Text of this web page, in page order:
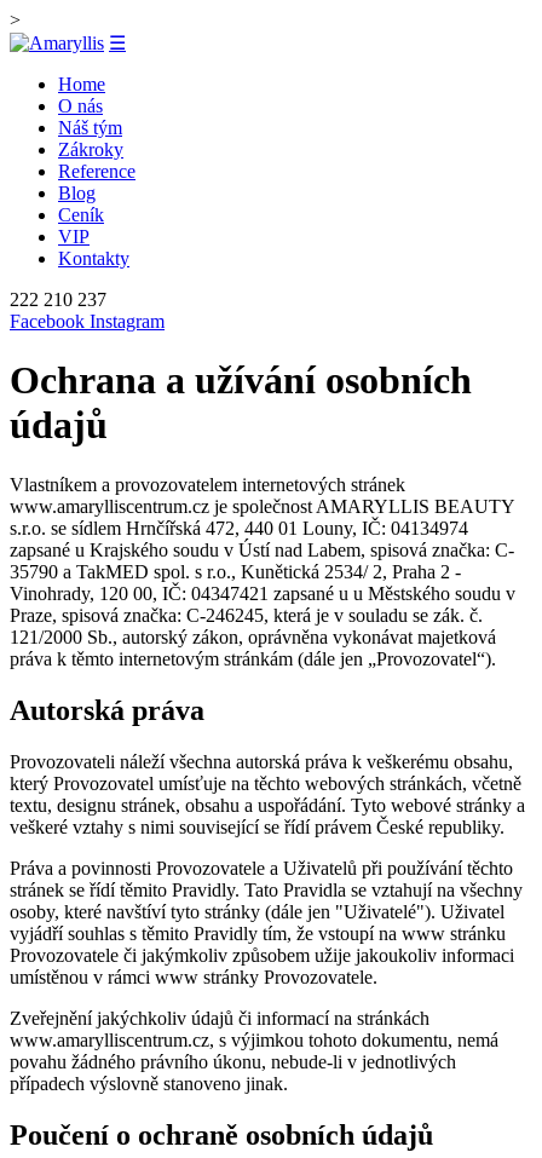
>
☰
Home
O nás
Náš tým
Zákroky
Reference
Blog
Ceník
VIP
Kontakty
222 210 237
Facebook Instagram
Ochrana a užívání osobních
údajů
Vlastníkem a provozovatelem internetových stránek
www.amarylliscentrum.cz je společnost AMARYLLIS BEAUTY
s.r.o. se sídlem Hrnčířská 472, 440 01 Louny, IČ: 04134974
zapsané u Krajského soudu v Ústí nad Labem, spisová značka: C-
35790 a TakMED spol. s r.o., Kunětická 2534/ 2, Praha 2 -
Vinohrady, 120 00, IČ: 04347421 zapsané u u Městského soudu v
Praze, spisová značka: C-246245, která je v souladu se zák. č.
121/2000 Sb., autorský zákon, oprávněna vykonávat majetková
práva k těmto internetovým stránkám (dále jen „Provozovatel“).
Autorská práva
Provozovateli náleží všechna autorská práva k veškerému obsahu,
který Provozovatel umísťuje na těchto webových stránkách, včetně
textu, designu stránek, obsahu a uspořádání. Tyto webové stránky a
veškeré vztahy s nimi související se řídí právem České republiky.
Práva a povinnosti Provozovatele a Uživatelů při používání těchto
stránek se řídí těmito Pravidly. Tato Pravidla se vztahují na všechny
osoby, které navštíví tyto stránky (dále jen "Uživatelé"). Uživatel
vyjádří souhlas s těmito Pravidly tím, že vstoupí na www stránku
Provozovatele či jakýmkoliv způsobem užije jakoukoliv informaci
umístěnou v rámci www stránky Provozovatele.
Zveřejnění jakýchkoliv údajů či informací na stránkách
www.amarylliscentrum.cz, s výjimkou tohoto dokumentu, nemá
povahu žádného právního úkonu, nebude-li v jednotlivých
případech výslovně stanoveno jinak.
Poučení o ochraně osobních údajů